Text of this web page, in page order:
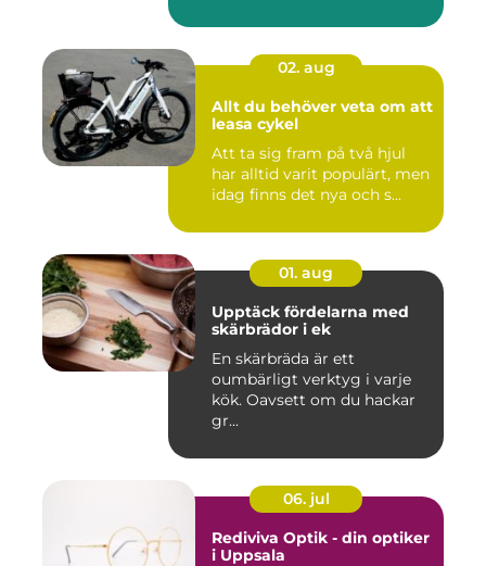
02. aug
Allt du behöver veta om att
leasa cykel
Att ta sig fram på två hjul
har alltid varit populärt, men
idag finns det nya och s...
01. aug
Upptäck fördelarna med
skärbrädor i ek
En skärbräda är ett
oumbärligt verktyg i varje
kök. Oavsett om du hackar
gr...
06. jul
Rediviva Optik - din optiker
i Uppsala